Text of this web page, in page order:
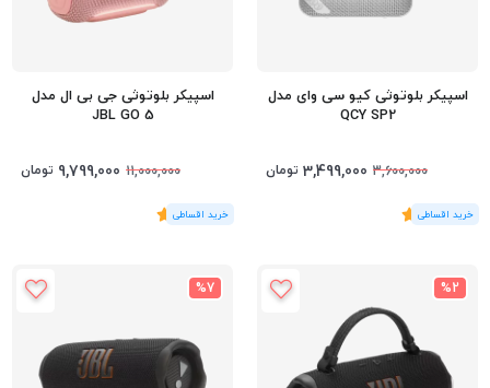
اسپیکر بلوتوثی کیو سی وای مدل
QCY SP2
3,600,000
3,499,000 تومان
(1رای)
5
اسپیکر بلوتوثی جی بی ال مدل
JBL GO 5
11,000,000
9,799,000 تومان
(1رای)
5
%2
%7